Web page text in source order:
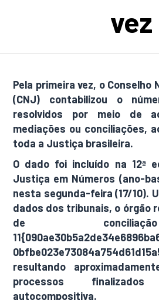
vez
Pela primeira vez, o
(CNJ) contabilizou o
resolvidos por meio de
mediações ou conciliações,
toda a Justiça brasileira.
O dado foi incluído na 12ª
Justiça em Números (ano-
nesta segunda-feira (17/10).
dados dos tribunais, o órgão
de
resultando
processos
autocompositiva.